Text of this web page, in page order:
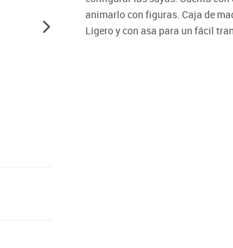
Lenguaje & idiomas
animarlo con figuras. Caja de
Ligero y con asa para un fácil